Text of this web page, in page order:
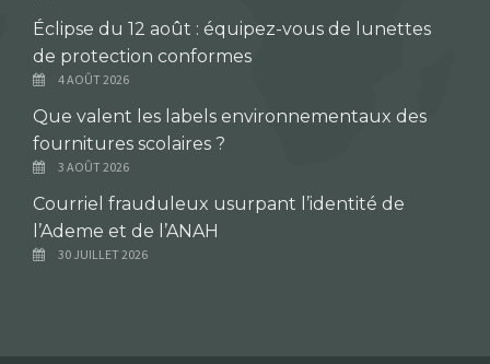
Éclipse du 12 août : équipez-vous de lunettes
de protection conformes
4 AOÛT 2026
Que valent les labels environnementaux des
fournitures scolaires ?
3 AOÛT 2026
Courriel frauduleux usurpant l’identité de
l’Ademe et de l’ANAH
30 JUILLET 2026